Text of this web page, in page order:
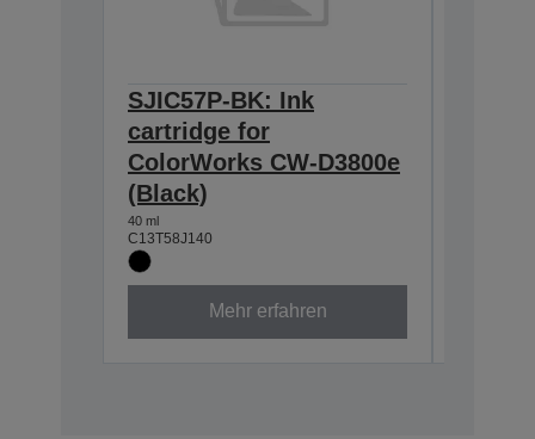
SJIC57P-BK: Ink
cartridge for
ColorWorks CW-D3800e
(Black)
40 ml
C13T58J140
Mehr erfahren